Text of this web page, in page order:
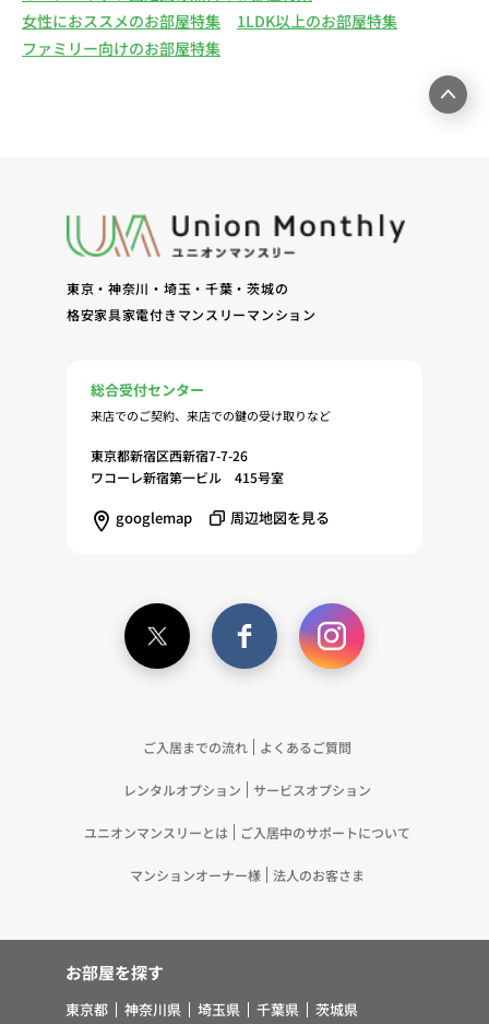
女性におススメのお部屋特集
1LDK以上のお部屋特集
ファミリー向けのお部屋特集
東京・神奈川・埼玉・千葉・茨城の
格安家具家電付きマンスリーマンション
総合受付センター
来店でのご契約、来店での鍵の受け取りなど
東京都新宿区西新宿7-7-26
ワコーレ新宿第一ビル 415号室
googlemap 周辺地図を見る
ご入居までの流れ よくあるご質問
レンタルオプション サービスオプション
ユニオンマンスリーとは ご入居中のサポートについて
マンションオーナー様 法人のお客さま
お部屋を探す
東京都 神奈川県 埼玉県 千葉県 茨城県